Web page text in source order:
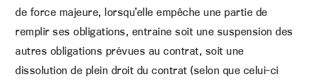
de force majeure, lorsqu’elle empêche une partie de
remplir ses obligations, entraine soit une suspension des
autres obligations prévues au contrat, soit une
dissolution de plein droit du contrat (selon que celui-ci